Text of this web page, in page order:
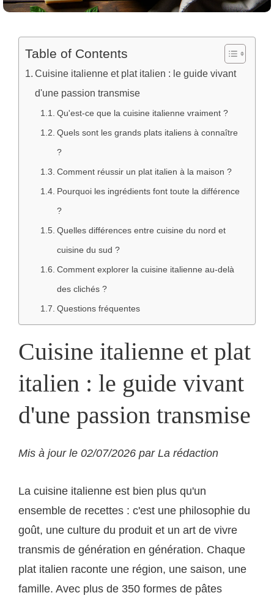
Table of Contents
Cuisine italienne et plat italien : le guide vivant
d'une passion transmise
Qu'est-ce que la cuisine italienne vraiment ?
Quels sont les grands plats italiens à connaître
?
Comment réussir un plat italien à la maison ?
Pourquoi les ingrédients font toute la différence
?
Quelles différences entre cuisine du nord et
cuisine du sud ?
Comment explorer la cuisine italienne au-delà
des clichés ?
Questions fréquentes
Cuisine italienne et plat
italien : le guide vivant
d'une passion transmise
Mis à jour le 02/07/2026 par La rédaction
La cuisine italienne est bien plus qu'un
ensemble de recettes : c'est une philosophie du
goût, une culture du produit et un art de vivre
transmis de génération en génération. Chaque
plat italien raconte une région, une saison, une
famille. Avec plus de 350 formes de pâtes